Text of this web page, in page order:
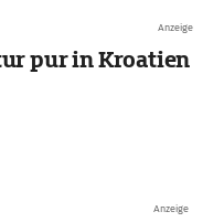
Anzeige
pur in Kroatien
Anzeige